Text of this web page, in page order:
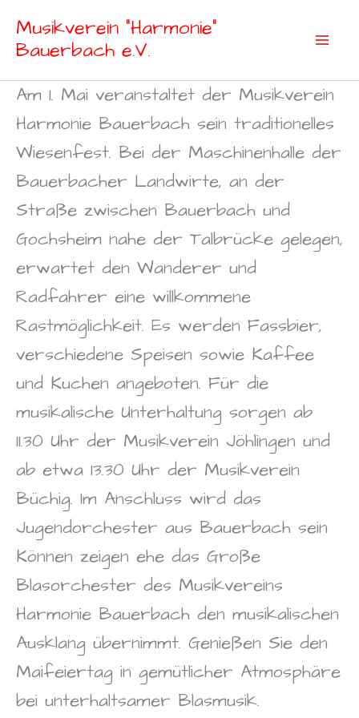
Inhalt
Musikverein "Harmonie"
Bauerbach e.V.
Am 1. Mai veranstaltet der Musikverein
Harmonie Bauerbach sein traditionelles
Wiesenfest. Bei der Maschinenhalle der
Bauerbacher Landwirte, an der
Straße zwischen Bauerbach und
Gochsheim nahe der Talbrücke gelegen,
erwartet den Wanderer und
Radfahrer eine willkommene
Rastmöglichkeit. Es werden Fassbier,
verschiedene Speisen sowie Kaffee
und Kuchen angeboten. Für die
musikalische Unterhaltung sorgen ab
11.30 Uhr der Musikverein Jöhlingen und
ab etwa 13.30 Uhr der Musikverein
Büchig. Im Anschluss wird das
Jugendorchester aus Bauerbach sein
Können zeigen ehe das Große
Blasorchester des Musikvereins
Harmonie Bauerbach den musikalischen
Ausklang übernimmt. Genießen Sie den
Maifeiertag in gemütlicher Atmosphäre
bei unterhaltsamer Blasmusik.